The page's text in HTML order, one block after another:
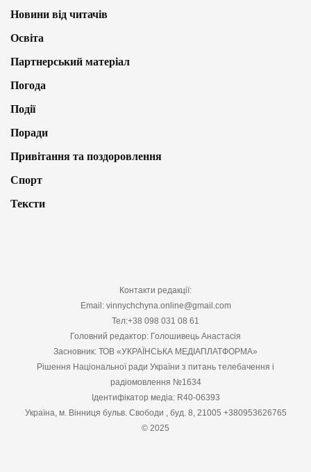
Новини від читачів
Освіта
Партнерський матеріал
Погода
Події
Поради
Привітання та поздоровлення
Спорт
Тексти
Контакти редакції:
Email: vinnychchyna.online@gmail.com
Тел:+38 098 031 08 61
Головний редактор: Голошивець Анастасія
Засновник: ТОВ «УКРАЇНСЬКА МЕДІАПЛАТФОРМА»
Рішення Національної ради України з питань телебачення і
радіомовлення №1634
Ідентифікатор медіа: R40-06393
Україна, м. Вінниця бульв. Свободи , буд. 8, 21005 +380953626765
© 2025